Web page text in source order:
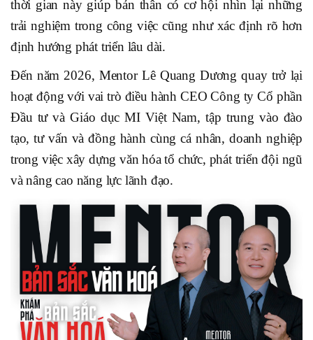
thời gian này giúp bản thân có cơ hội nhìn lại những
trải nghiệm trong công việc cũng như xác định rõ hơn
định hướng phát triển lâu dài.
Đến năm 2026, Mentor Lê Quang Dương quay trở lại
hoạt động với vai trò điều hành CEO Công ty Cổ phần
Đầu tư và Giáo dục MI Việt Nam, tập trung vào đào
tạo, tư vấn và đồng hành cùng cá nhân, doanh nghiệp
trong việc xây dựng văn hóa tổ chức, phát triển đội ngũ
và nâng cao năng lực lãnh đạo.